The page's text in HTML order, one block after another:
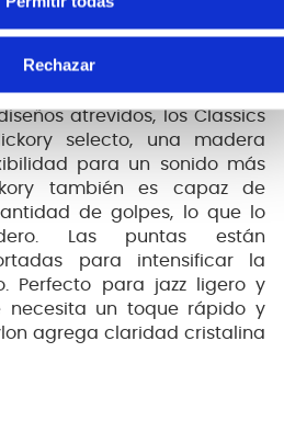
Rechazar
DEL PRODUCTO
combina tradición y
atrevidos, los Classics
selecto, una madera
para un sonido más
también es capaz de
de golpes, lo que lo
Las puntas están
para intensificar la
Perfecto para jazz ligero y
necesita un toque rápido y
agrega claridad cristalina